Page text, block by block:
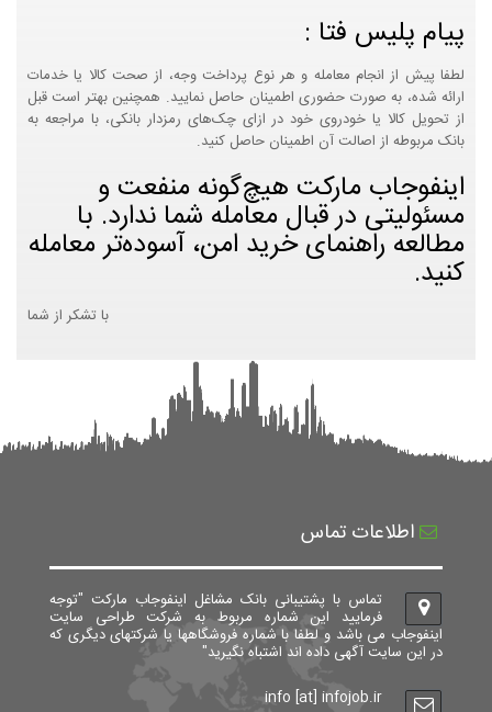
پیام پلیس فتا :
لطفا پیش از انجام معامله و هر نوع پرداخت وجه، از صحت کالا یا خدمات
ارائه شده، به صورت حضوری اطمینان حاصل نمایید. همچنین بهتر است قبل
از تحویل کالا یا خودروی خود در ازای چک‌های رمزدار بانکی، با مراجعه به
بانک مربوطه از اصالت آن اطمینان حاصل کنید.
اینفوجاب مارکت هیچ‌گونه منفعت و
مسئولیتی در قبال معامله شما ندارد. با
مطالعه راهنمای خرید امن، آسوده‌تر معامله
کنید.
با تشکر از شما
اطلاعات تماس
تماس با پشتیبانی بانک مشاغل اینفوجاب مارکت "توجه
فرمایید این شماره مربوط به شرکت طراحی سایت
اینفوجاب می باشد و لطفا با شماره فروشگاهها یا شرکتهای دیگری که
در این سایت آگهی داده اند اشتباه نگیرید"
info [at] infojob.ir